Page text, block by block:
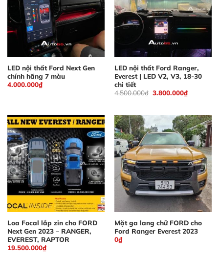
LED nội thất Ford Next Gen
chính hãng 7 màu
4.000.000₫
LED nội thất Ford Ranger,
Everest | LED V2, V3, 18-30
chi tiết
4.500.000₫ Giá
gốc
3.800.000₫Giá
hiện
Loa Focal lắp zin cho FORD
Next Gen 2023 – RANGER,
EVEREST, RAPTOR
19.500.000₫
Mặt ga lang chữ FORD cho
Ford Ranger Everest 2023
0₫